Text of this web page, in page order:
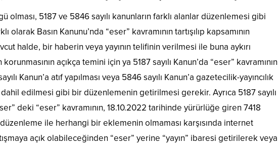
olması, 5187 ve 5846 sayılı kanunların farklı alanlar düzenlemesi gibi
olarak Basın Kanunu’nda “eser” kavramının tartışılıp kapsamının
halde, bir haberin veya yayının telifinin verilmesi ile buna aykırı
açıkça temini için ya 5187 sayılı Kanun’da “eser” kavramının
Kanun’a atıf yapılması veya 5846 sayılı Kanun’a gazetecilik-yayıncılık
dahil edilmesi gibi bir düzenlemenin getirilmesi gerekir. Ayrıca 5187 sayılı
deki “eser” kavramının, 18.10.2022 tarihinde yürürlüğe giren 7418
ile herhangi bir eklemenin olmaması karşısında internet
açık olabileceğinden “eser” yerine “yayın” ibaresi getirilerek veya